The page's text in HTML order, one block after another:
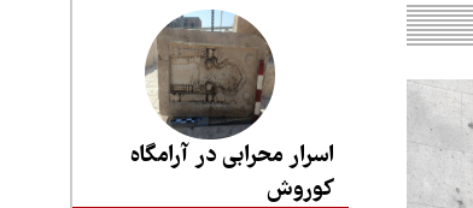
اسرار محرابی در آرامگاه
کوروش